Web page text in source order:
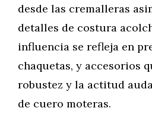
desde las cremalleras
detalles de costura
influencia se refleja en
chaquetas, y accesorios
robustez y la actitud
de cuero moteras.